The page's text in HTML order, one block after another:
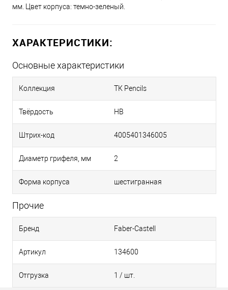
мм. Цвет корпуса: темно-зеленый.
ХАРАКТЕРИСТИКИ:
Основные характеристики
Коллекция ТК Pencils
Твёрдость HB
Штрих-код 4005401346005
Диаметр грифеля, мм 2
Форма корпуса шестигранная
Прочие
Бренд Faber-Castell
Артикул 134600
Отгрузка 1 / шт.